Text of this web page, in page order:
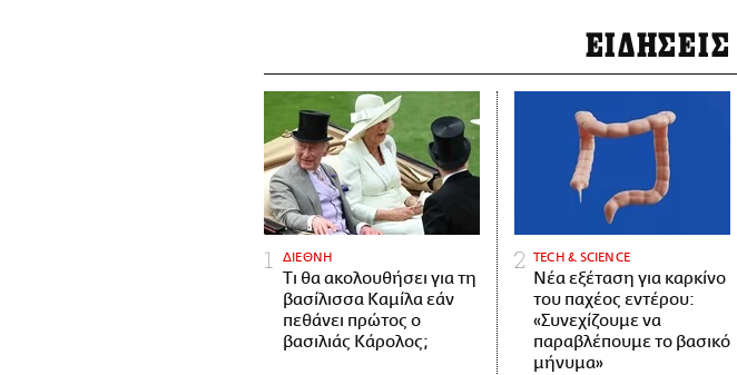
ΕΙΔΗΣΕΙΣ
ΔΙΕΘΝΗ
Τι θα ακολουθήσει για τη
βασίλισσα Καμίλα εάν
πεθάνει πρώτος ο
βασιλιάς Κάρολος;
ΤECH & SCIENCE
Νέα εξέταση για καρκίνο
του παχέος εντέρου:
«Συνεχίζουμε να
παραβλέπουμε το βασικό
μήνυμα»